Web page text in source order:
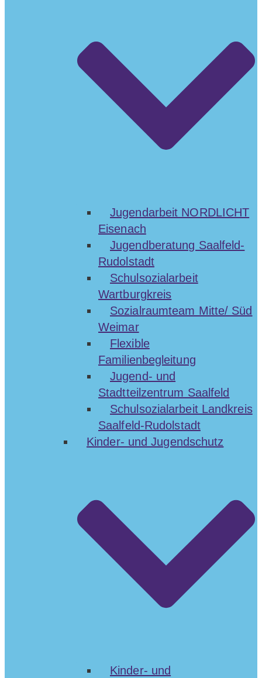
Jugendarbeit NORDLICHT
Eisenach
Jugendberatung Saalfeld-
Rudolstadt
Schulsozialarbeit
Wartburgkreis
Sozialraumteam Mitte/ Süd
Weimar
Flexible
Familienbegleitung
Jugend- und
Stadtteilzentrum Saalfeld
Schulsozialarbeit Landkreis
Saalfeld-Rudolstadt
Kinder- und Jugendschutz
Kinder- und